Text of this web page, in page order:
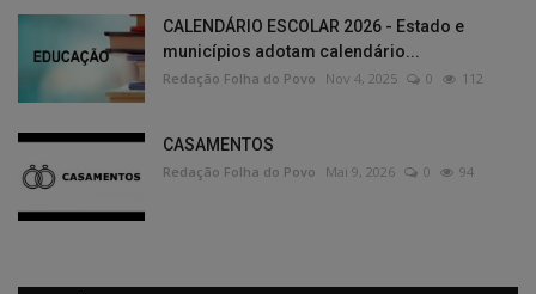
CALENDÁRIO ESCOLAR 2026 - Estado e
municípios adotam calendário...
Redação Folha do Povo Nov 4, 2025 0 112
CASAMENTOS
Redação Folha do Povo Mai 9, 2026 0 94